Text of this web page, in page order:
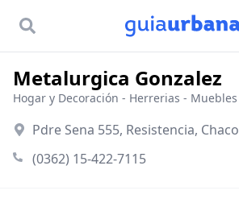
Metalurgica Gonzalez
Hogar y Decoración - Herrerias -
Pdre Sena 555, Resistencia, Chaco
(0362) 15-422-7115